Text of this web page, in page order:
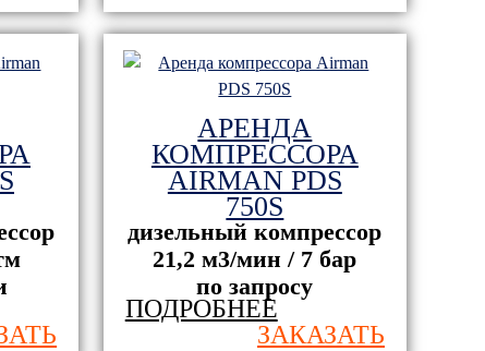
ОАО "Белсталь" горно
металлургический комбинат
ООО
АРЕНДА
КОМПРЕССОРА
AIRMAN PDS
750S
дизельный компрессор
21,2 м3/мин / 7 бар
по запросу
ПОДРОБНЕЕ
ЗАКАЗАТЬ